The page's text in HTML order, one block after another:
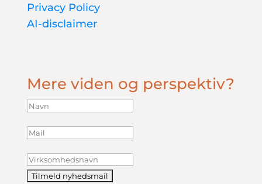
Privacy Policy
AI-disclaimer
Mere viden og perspektiv?